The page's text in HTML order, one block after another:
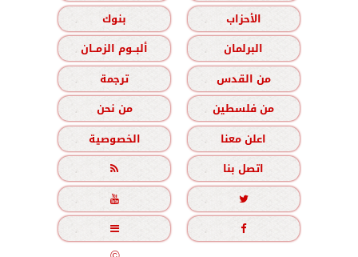
الأحزاب
بنوك
البرلمان
ألبــوم الزمــان
من القدس
ترجمة
من فلسطين
من نحن
اعلن معنا
الخصوصية
اتصل بنا




